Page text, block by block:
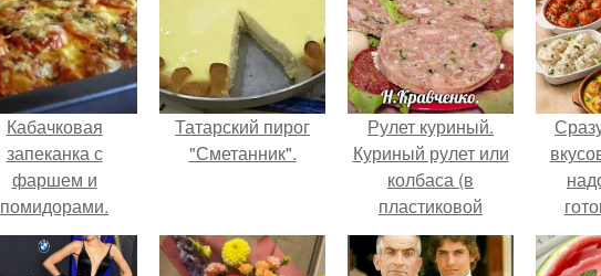
Кабачковая
запеканка с
фаршем и
помидорами.
Татарский пирог
"Сметанник".
Рулет куриный.
Куриный рулет или
колбаса (в
пластиковой
бутылке).